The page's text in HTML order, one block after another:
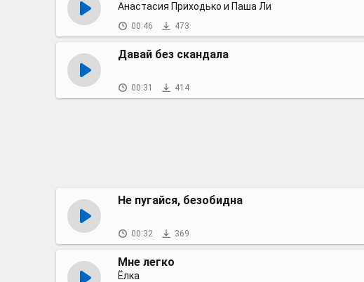
Анастасия Приходько и Паша Ли
00:46 473
Давай без скандала
00:31 414
Не пугайся, безобидна
00:32 369
Мне легко
Ёлка